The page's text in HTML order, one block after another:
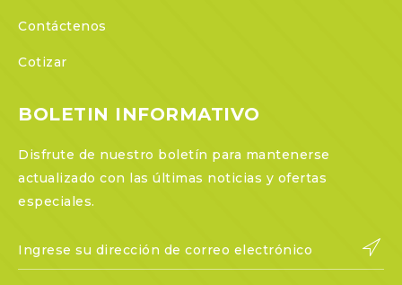
Contáctenos
Cotizar
BOLETIN INFORMATIVO
Disfrute de nuestro boletín para mantenerse
actualizado con las últimas noticias y ofertas
especiales.